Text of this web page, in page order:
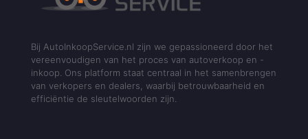
Bij AutoInkoopService.nl zijn we gepassioneerd door het
vereenvoudigen van het proces van autoverkoop en -
inkoop. Ons platform staat centraal in het samenbrengen
van verkopers en dealers, waarbij betrouwbaarheid en
efficiëntie de sleutelwoorden zijn.